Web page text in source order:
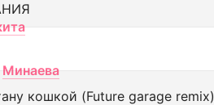
Минаева
кошкой (Future garage remix)